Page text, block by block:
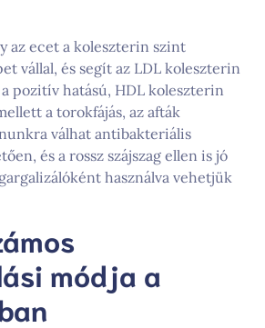
az ecet a koleszterin szint
vállal, és segít az LDL koleszterin
pozitív hatású, HDL koleszterin
a torokfájás, az afták
válhat antibakteriális
és a rossz szájszag ellen is jó
használva vehetjük
módja a